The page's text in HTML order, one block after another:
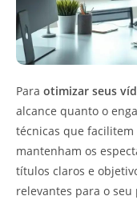
Para otimizar seus
alcance quanto o
técnicas que
mantenham os
títulos claros e
relevantes para o